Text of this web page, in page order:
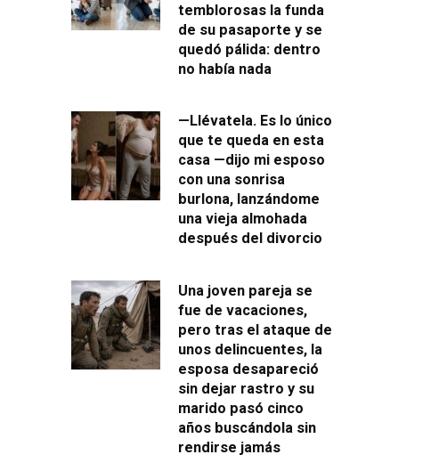
temblorosas la funda
de su pasaporte y se
quedó pálida: dentro
no había nada
—Llévatela. Es lo único
que te queda en esta
casa —dijo mi esposo
con una sonrisa
burlona, lanzándome
una vieja almohada
después del divorcio
Una joven pareja se
fue de vacaciones,
pero tras el ataque de
unos delincuentes, la
esposa desapareció
sin dejar rastro y su
marido pasó cinco
años buscándola sin
rendirse jamás